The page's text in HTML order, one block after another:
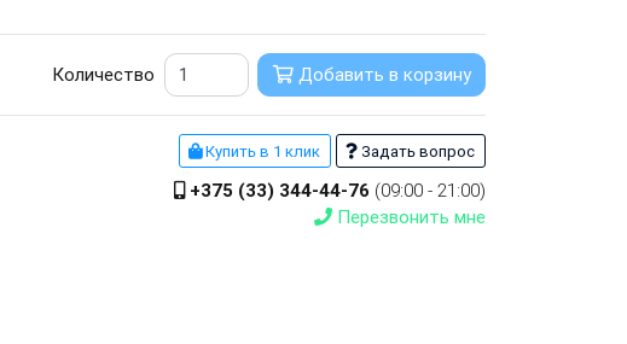
Количество Добавить в корзину
Купить в 1 клик Задать вопрос
+375 (33) 344-44-76 (09:00 - 21:00)
Перезвонить мне